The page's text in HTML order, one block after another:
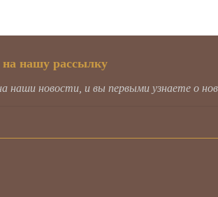
на нашу рассылку
наши новости, и вы первыми узнаете о